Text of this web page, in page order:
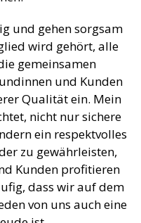
und gehen sorgsam
wird gehört, alle
gemeinsamen
und Kunden
Qualität ein. Mein
nicht nur sichere
ein respektvolles
zu gewährleisten,
Kunden profitieren
dass wir auf dem
von uns auch eine
ist.